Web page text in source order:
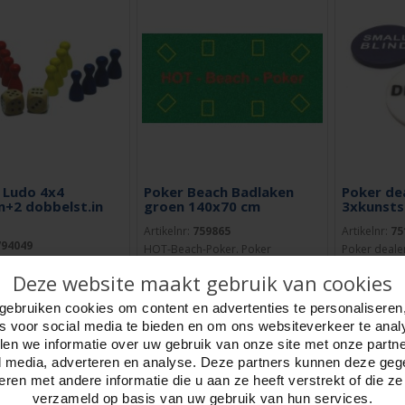
4x4
dobbelst.in
Halma. 4 kleuren
stuks per kleur.Rood,
Poker Beach Badlaken
groen 140x70 cm
Artikelnr: 759865
HOT-Beach-Poker. Poker
zware kwaliteit 450 gram. Geschikt
voor 2 t/m 8..
BESTELLEN
Poker
Artikelnr:
Poker
small
Kunststof.
mm.HO..
Deze website maakt gebruik van cookies
cookies om content en advertenties te
voor social media te bieden en om ons websiteverkeer te
we informatie over uw gebruik van onze site met onze
media, adverteren en analyse. Deze partners kunnen deze
met andere informatie die u aan ze heeft verstrekt of die
verzameld op basis van uw gebruik van hun services.